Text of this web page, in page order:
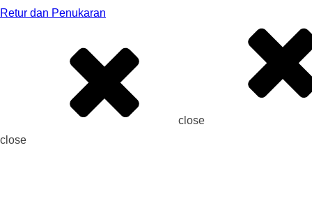
Retur dan Penukaran
close
close